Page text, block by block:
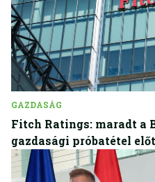
GAZDASÁG
Fitch Ratings: maradt a
gazdasági próbatétel